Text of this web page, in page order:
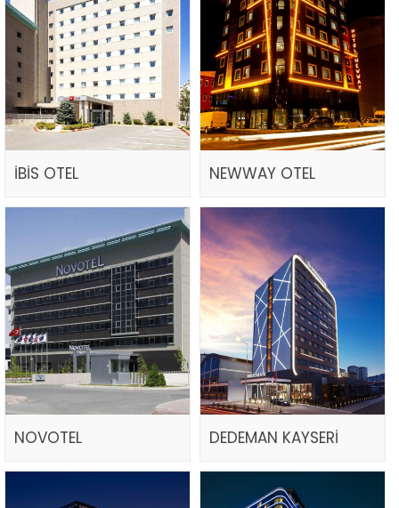
İBİS OTEL NEWWAY OTEL
NOVOTEL DEDEMAN KAYSERİ